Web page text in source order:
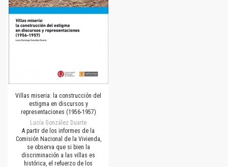
Villas miseria: la construcción del
estigma en discursos y
representaciones (1956-1957)
Lucía González Duarte
A partir de los informes de la
Comisión Nacional de la Vivienda,
se observa que si bien la
discriminación a las villas es
histórica, el refuerzo de los